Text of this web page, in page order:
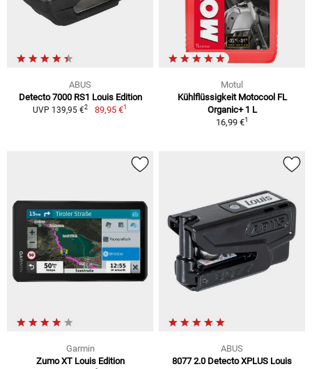
ABUS
Detecto 7000 RS1 Louis Edition
UVP 139,95 €2 89,95 €1
Motul
Kühlflüssigkeit Motocool FL
Organic+ 1 L
16,99 €1
Garmin
Zumo XT Louis Edition
ABUS
8077 2.0 Detecto XPLUS Louis